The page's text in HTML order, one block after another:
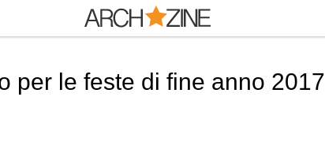
per le feste di fine anno 2017